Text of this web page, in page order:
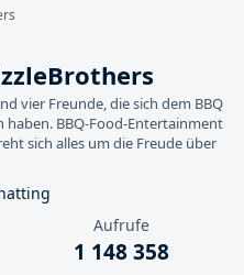
vier Freunde, die sich dem BBQ
haben. BBQ-Food-Entertainment
sich alles um die Freude über
Aufrufe
1 148 358